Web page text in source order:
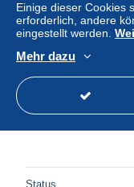
Herbeumont s/
Status
Einige dieser Cookies
erforderlich, andere
eingestellt werden.
Mehr dazu